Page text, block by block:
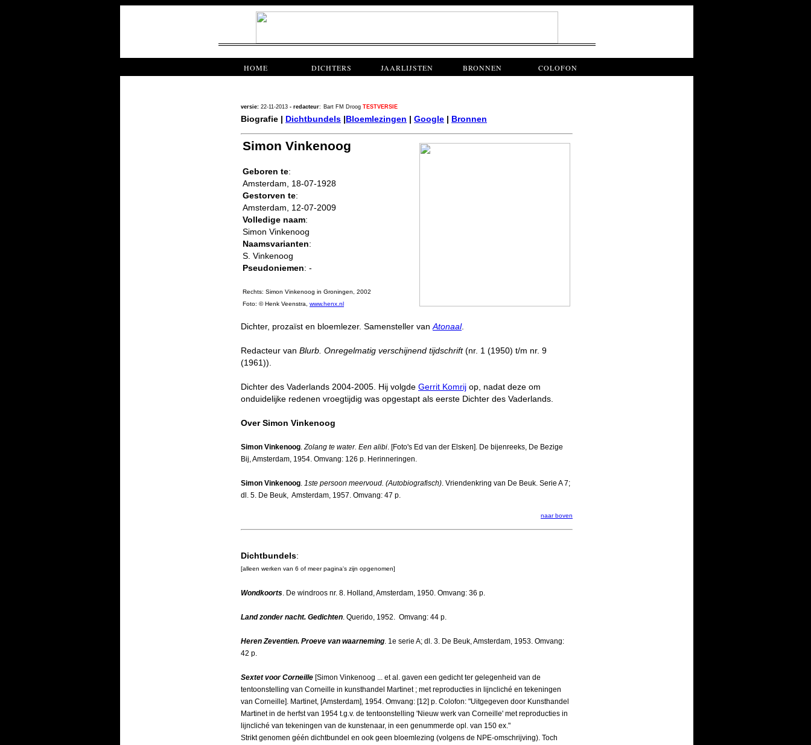
HOME DICHTERS JAARLIJSTEN BRONNEN COLOFON
versie: 22-11-2013 - redacteur: Bart FM Droog TESTVERSIE
Biografie | Dichtbundels |Bloemlezingen | Google | Bronnen
Simon Vinkenoog
Geboren te:
Amsterdam, 18-07-1928
Gestorven te:
Amsterdam, 12-07-2009
Volledige naam:
Simon Vinkenoog
Naamsvarianten:
S. Vinkenoog
Pseudoniemen: -
Rechts: Simon Vinkenoog in Groningen, 2002
Foto: © Henk Veenstra, www.henx.nl
Dichter, prozaïst en bloemlezer. Samensteller van Atonaal.
Redacteur van Blurb. Onregelmatig verschijnend tijdschrift(nr. 1 (1950) t/m nr. 9
(1961)).
Dichter des Vaderlands 2004-2005. Hij volgde Gerrit Komrij op, nadat deze om
onduidelijke redenen vroegtijdig was opgestapt als eerste Dichter des Vaderlands.
Over Simon Vinkenoog
Simon Vinkenoog.Zolang te water. Een alibi. [Foto's Ed van der Elsken]. De bijenreeks, De Bezige
Bij, Amsterdam, 1954. Omvang: 126 p. Herinneringen.
Simon Vinkenoog. 1ste persoon meervoud. (Autobiografisch). Vriendenkring van De Beuk. Serie A 7;
dl. 5. De Beuk, Amsterdam, 1957. Omvang: 47 p.
naar boven
Dichtbundels:
[alleen werken van 6 of meer pagina's zijn opgenomen]
Wondkoorts. De windroos nr. 8. Holland, Amsterdam, 1950. Omvang: 36 p.
Land zonder nacht. Gedichten. Querido, 1952. Omvang: 44 p.
Heren Zeventien. Proeve van waarneming. 1e serie A; dl. 3. De Beuk, Amsterdam, 1953. Omvang:
42 p.
Sextet voor Corneille [Simon Vinkenoog ... et al. gaven een gedicht ter gelegenheid van de
tentoonstelling van Corneille in kunsthandel Martinet ; met reproducties in lijncliché en tekeningen
van Corneille]. Martinet, [Amsterdam], 1954. Omvang: [12] p. Colofon: "Uitgegeven door Kunsthandel
Martinet in de herfst van 1954 t.g.v. de tentoonstelling 'Nieuw werk van Corneille' met reproducties in
lijncliché van tekeningen van de kunstenaar, in een genummerde opl. van 150 ex."
Strikt genomen géén dichtbundel en ook geen bloemlezing (volgens de NPE-omschrijving). Toch